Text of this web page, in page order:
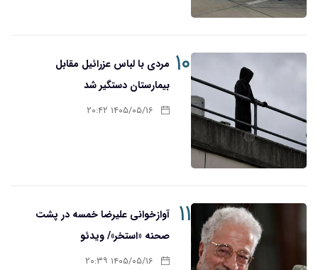
۱۰ مردی با لباس عزرائیل مقابل
بیمارستان دستگیر شد
۱۴۰۵/۰۵/۱۶ ۲۰:۴۲
۱۱
آوازخوانی علیرضا خمسه در پشت
صحنه «استخر»/ ویدئو
۱۴۰۵/۰۵/۱۶ ۲۰:۳۹